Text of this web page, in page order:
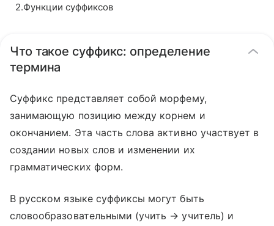
2.Функции суффиксов
Что такое суффикс: определение
термина
Суффикс представляет собой морфему,
занимающую позицию между корнем и
окончанием. Эта часть слова активно участвует в
создании новых слов и изменении их
грамматических форм.
В русском языке суффиксы могут быть
словообразовательными (учить → учитель) и